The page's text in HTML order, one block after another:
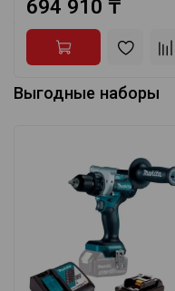
694 910 ₸
Выгодные наборы